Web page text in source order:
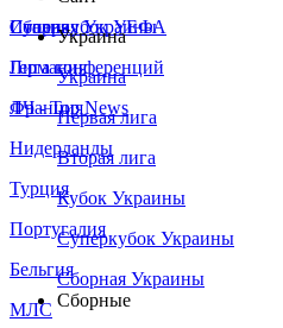
Сборная Украины
Италия
Германия
Франция
Нидерланды
Турция
Португалия
Бельгия
МЛС
Суперкубок УЕФА
Лига конференций
ЛЧ - Top News
Украина
Украина
Первая лига
Вторая лига
Кубок Украины
Суперкубок Украины
Сборная Украины
Сборные